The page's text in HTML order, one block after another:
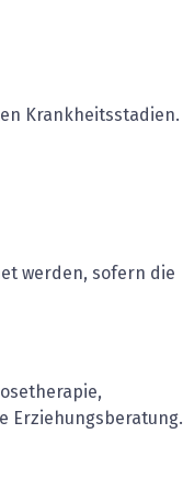
Krankheitsstadien.
werden, sofern die
Erziehungsberatung.